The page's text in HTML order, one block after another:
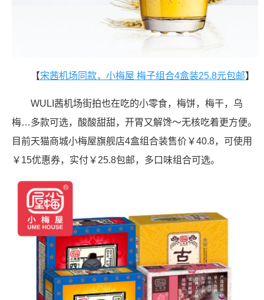
【宋茜机场同款，小梅屋 梅子组合4盒装25.8元包邮】
WULI茜机场街拍也在吃的小零食，梅饼，梅干，乌
梅…多款可选，酸酸甜甜，开胃又解馋～无核吃着更方便。
目前天猫商城小梅屋旗舰店4盒组合装售价￥40.8，可使用
￥15优惠券，实付￥25.8包邮，多口味组合可选。